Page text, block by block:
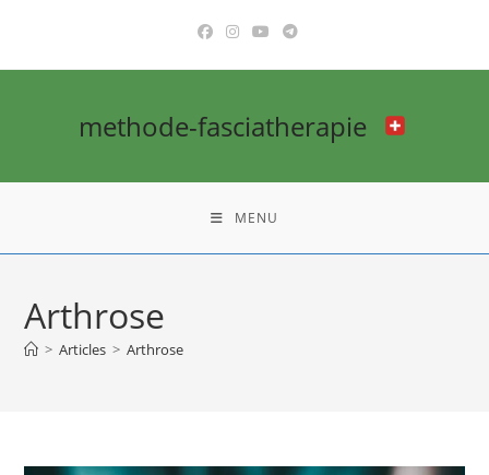
methode-fasciatherapie
MENU
Arthrose
> Articles > Arthrose